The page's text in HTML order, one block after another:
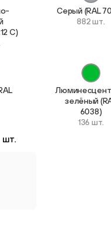
C)
Серый (RAL
882 шт.
зелёный
6038)
136 шт.
шт.
опоры